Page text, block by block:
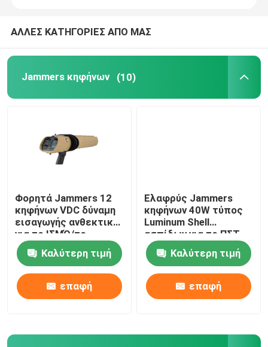
Jammer υψηλής συχνότητας
Αντι σύστημα κηφήνων
ΑΛΛΕΣ ΚΑΤΗΓΟΡΙΕΣ ΑΠΟ ΜΑΣ
Jammers κηφήνων (10)
Φορητά Jammers 12
κηφήνων VDC δύναμη
εισαγωγής ανθεκτική
για το ΙΣΜΌ/το
ΖΑΜΠΌΝ/GNSS
GLONASSΚαλύτερη τιμή
επαφή
Ελαφρύς Jammers
κηφήνων 40W τύπος
Luminum Shell
ασπίδων για το ΠΣΤ
2.4G 5.8G
Καλύτερη τιμή
επαφή